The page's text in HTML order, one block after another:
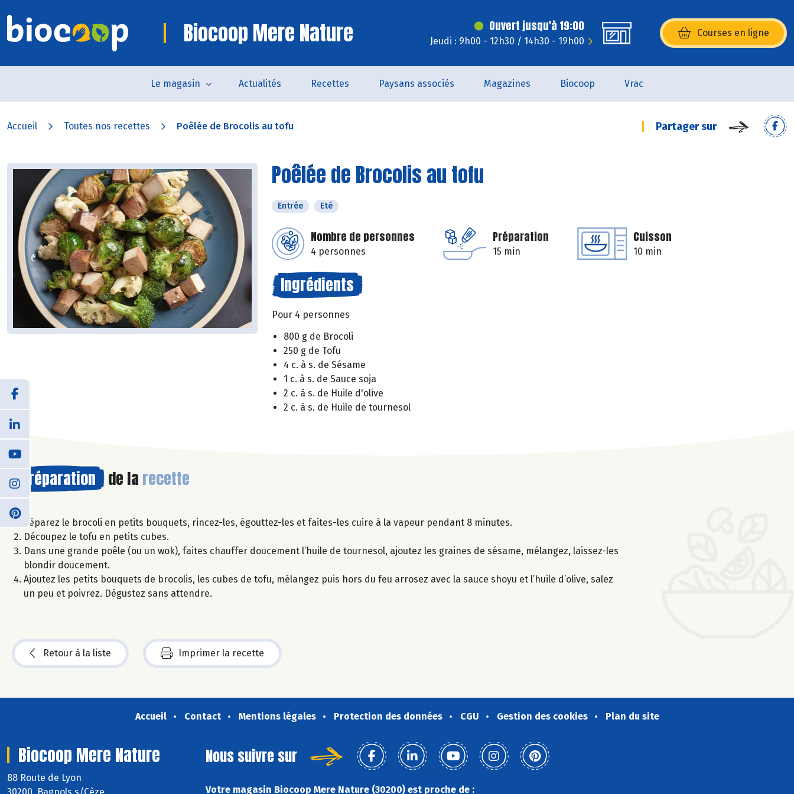
Biocoop Mere Nature Ouvert jusqu'à 19:00
Jeudi : 9h00 - 12h30 / 14h30 - 19h00
Courses en ligne
(s’ouvre dans une nouvelle
Le magasin Actualités Recettes Paysans associés Magazines Biocoop Vrac
Accueil Toutes nos recettes Poêlée de Brocolis au tofu Partager sur
Poêlée de Brocolis au tofu
Entrée Eté
Nombre de personnes
4 personnes
Préparation
15 min
Cuisson
10 min
Ingrédients
Pour 4 personnes
800 g de Brocoli
250 g de Tofu
4 c. à s. de Sésame
1 c. à s. de Sauce soja
2 c. à s. de Huile d'olive
2 c. à s. de Huile de tournesol
Préparation de la recette
Séparez le brocoli en petits bouquets, rincez-les, égouttez-les et faites-les cuire à la vapeur pendant 8 minutes.
Découpez le tofu en petits cubes.
Dans une grande poêle (ou un wok), faites chauffer doucement l’huile de tournesol, ajoutez les graines de sésame, mélangez, laissez-les
blondir doucement.
Ajoutez les petits bouquets de brocolis, les cubes de tofu, mélangez puis hors du feu arrosez avec la sauce shoyu et l’huile d’olive, salez
un peu et poivrez. Dégustez sans attendre.
Retour à la liste Imprimer la recette
Accueil Contact Mentions légales Protection des données CGU Gestion des cookies Plan du site
Biocoop Mere Nature
88 Route de Lyon
30200 Bagnols s/Cèze
Nous suivre sur
Votre magasin Biocoop Mere Nature (30200) est proche de :